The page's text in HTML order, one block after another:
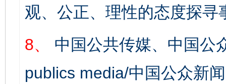
观、公正、理性的态度探寻
8、
中国公共传媒、中国公
publics media/中国公众新